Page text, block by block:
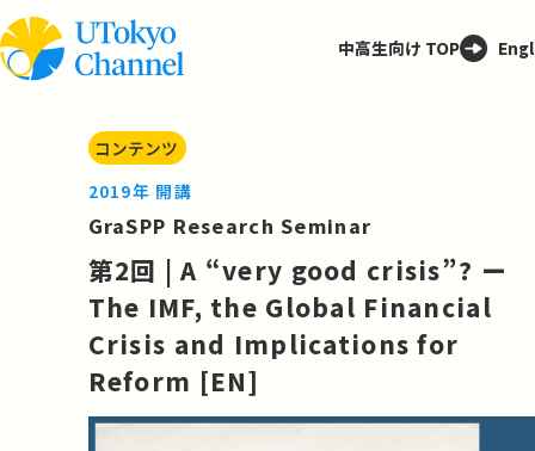
中高生向け TOP
コンテンツ
2019年 開講
GraSPP Research Seminar
第2回 | A “very good crisis”? ー
The IMF, the Global Financial
Crisis and Implications for
Reform [EN]